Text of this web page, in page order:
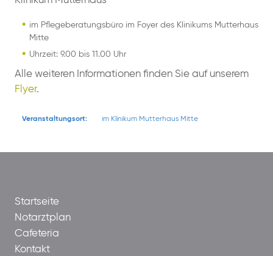
im Pflegeberatungsbüro im Foyer des Klinikums Mutterhaus
Mitte
Uhrzeit: 9.00 bis 11.00 Uhr
Alle weiteren Informationen finden Sie auf unserem
Flyer.
Veranstaltungsort: im Klinikum Mutterhaus Mitte
Startseite
Notarztplan
Cafeteria
Kontakt